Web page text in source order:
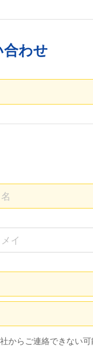
わせ
の名
の名
からご連絡できない